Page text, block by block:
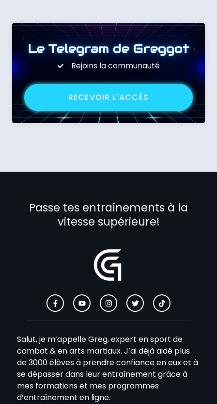
Le Telegram de Greggot
Rejoins la communauté
RECEVOIR L'ACCÈS
Passe tes entraînements à la
vitesse supérieure!
Salut, je m’appelle Greg, expert en sport de
combat & en arts martiaux. J’ai déjà aidé plus
de 3000 élèves à prendre confiance en eux et à
se dépasser dans leur entraînement grâce à
mes formations et mes programmes
d’entraînement en ligne.